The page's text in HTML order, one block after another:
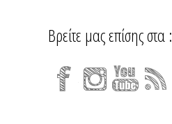
Βρείτε μας επίσης στα :